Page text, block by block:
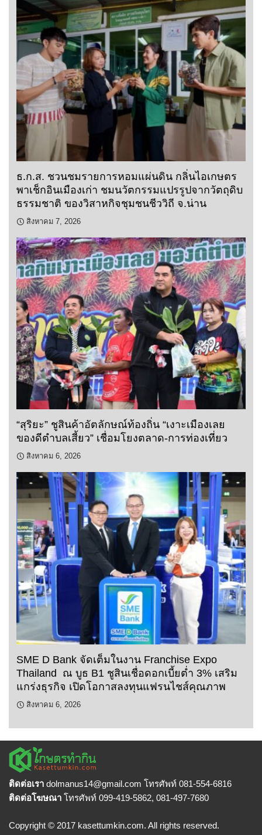
ธ.ก.ส. ชวนชมรายการหอมแผ่นดิน กลิ่นไอเกษตร
พาเช็กอินเมืองเก่า ชมนวัตกรรมแปรรูปจากวัตถุดิบ
ธรรมชาติ ของวิสาหกิจชุมชนชีววิถี จ.น่าน
สิงหาคม 7, 2026
“สุริยะ” ชูสินค้าอัตลักษณ์ท้องถิ่น “เงาะเมืองเลย
ของดีตำบลเสี้ยว” เชื่อมโยงตลาด-การท่องเที่ยว
สิงหาคม 6, 2026
SME D Bank จัดเต็มในงาน Franchise Expo
Thailand ณ บูธ B1 ชูสินเชื่อดอกเบี้ยต่ำ 3% เสริม
แกร่งธุรกิจ เปิดโอกาสลงทุนแฟรนไชส์คุณภาพ
สิงหาคม 6, 2026
ติดต่อเรา dolmanus14@gmail.com โทรศัพท์ 081-554-6816
ติดต่อโฆษณา โทรศัพท์ 099-419-5862, 081-497-7680
Copyright © 2017 kasettumkin.com. All rights reserved.